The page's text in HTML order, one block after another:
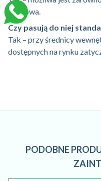
laserowa.
Czy pasują do niej
Tak – przy średnicy
dostępnych na rynku
PODOBNE